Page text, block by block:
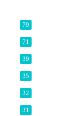
79
71
39
35
32
31